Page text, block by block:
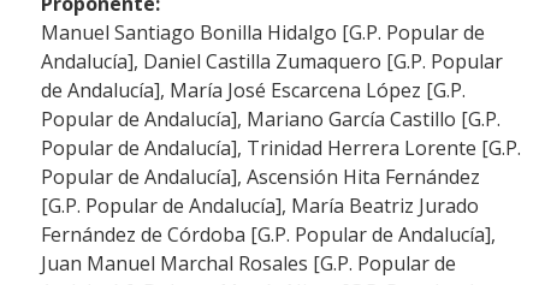
Manuel Santiago Bonilla Hidalgo [G.P. Popular de
Andalucía], Daniel Castilla Zumaquero [G.P. Popular
de Andalucía], María José Escarcena López [G.P.
Popular de Andalucía], Mariano García Castillo [G.P.
Popular de Andalucía], Trinidad Herrera Lorente [G.P.
Popular de Andalucía], Ascensión Hita Fernández
[G.P. Popular de Andalucía], María Beatriz Jurado
Fernández de Córdoba [G.P. Popular de Andalucía],
Juan Manuel Marchal Rosales [G.P. Popular de